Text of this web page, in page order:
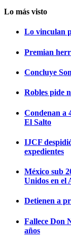
Lo más visto
Lo vinculan
Premian
Concluye
Robles pide
Condenan a
El Salto
IJCF
expedientes
México sub
Unidos en el
Detienen a
Fallece Don
años